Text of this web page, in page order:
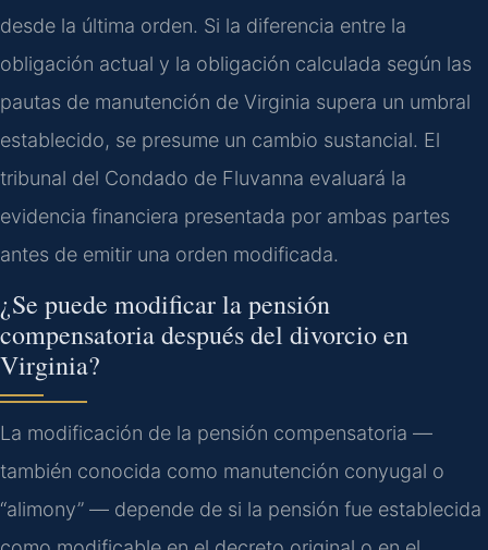
desde la última orden. Si la diferencia entre la
obligación actual y la obligación calculada según las
pautas de manutención de Virginia supera un umbral
establecido, se presume un cambio sustancial. El
tribunal del Condado de Fluvanna evaluará la
evidencia financiera presentada por ambas partes
antes de emitir una orden modificada.
¿Se puede modificar la pensión
compensatoria después del divorcio en
Virginia?
La modificación de la pensión compensatoria —
también conocida como manutención conyugal o
“alimony” — depende de si la pensión fue establecida